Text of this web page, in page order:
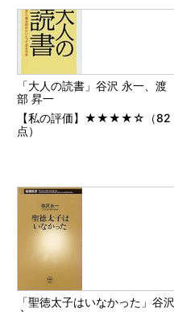
「大人の読書」谷沢 永一、渡
部 昇一
【私の評価】★★★★☆（82
点）
「聖徳太子はいなかった」谷沢